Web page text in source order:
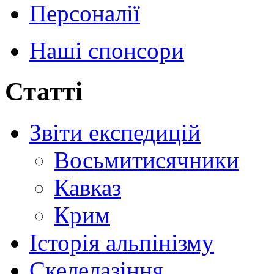
Персоналії
Наші спонсори
Статті
Звіти експедицій
Восьмитисячники
Кавказ
Крим
Історія альпінізму